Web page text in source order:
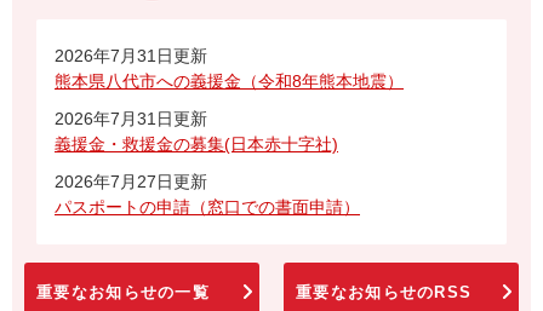
2026年7月31日更新
熊本県八代市への義援金（令和8年熊本地震）
2026年7月31日更新
義援金・救援金の募集(日本赤十字社)
2026年7月27日更新
パスポートの申請（窓口での書面申請）
重要なお知らせの一覧 重要なお知らせのRSS